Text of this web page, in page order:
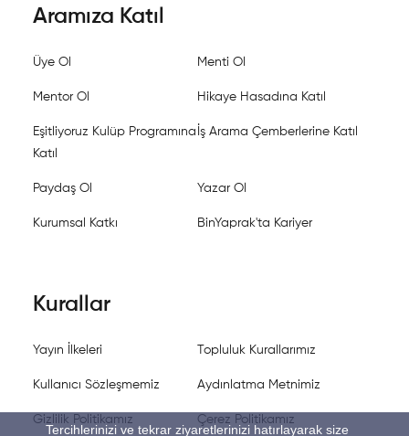
Tercihlerinizi ve tekrar ziyaretlerinizi hatırlayarak size
Aramıza Katıl
Üye Ol Menti Ol
Mentor Ol Hikaye Hasadına Katıl
Eşitliyoruz Kulüp Programına
Katıl
İş Arama Çemberlerine Katıl
Paydaş Ol Yazar Ol
Kurumsal Katkı BinYaprak'ta Kariyer
Kurallar
Yayın İlkeleri Topluluk Kurallarımız
Kullanıcı Sözleşmemiz Aydınlatma Metnimiz
Gizlilik Politikamız Çerez Politikamız